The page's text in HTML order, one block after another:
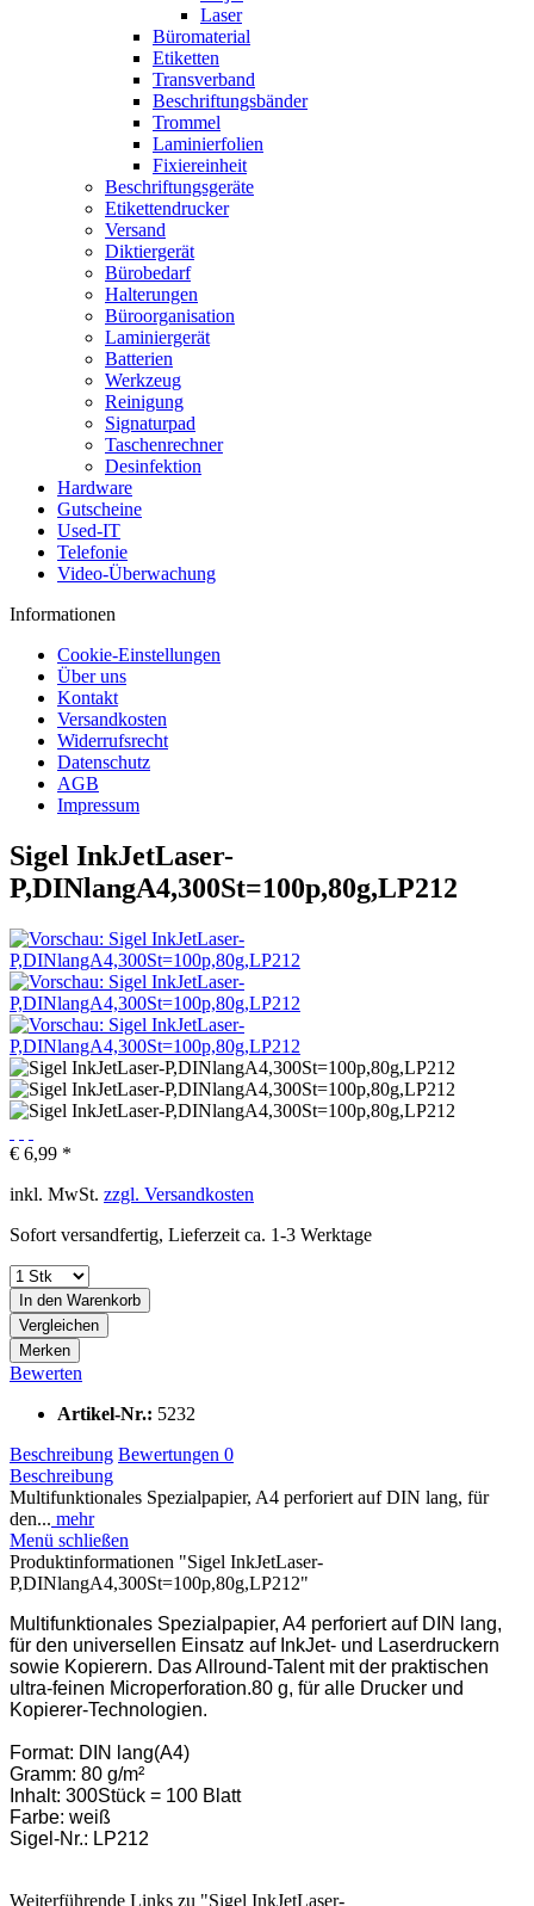
Laser
Büromaterial
Etiketten
Transverband
Beschriftungsbänder
Trommel
Laminierfolien
Fixiereinheit
Beschriftungsgeräte
Etikettendrucker
Versand
Diktiergerät
Bürobedarf
Halterungen
Büroorganisation
Laminiergerät
Batterien
Werkzeug
Reinigung
Signaturpad
Taschenrechner
Desinfektion
Hardware
Gutscheine
Used-IT
Telefonie
Video-Überwachung
Informationen
Cookie-Einstellungen
Über uns
Kontakt
Versandkosten
Widerrufsrecht
Datenschutz
AGB
Impressum
Sigel InkJetLaser-
P,DINlangA4,300St=100p,80g,LP212
€ 6,99 *
inkl. MwSt. zzgl. Versandkosten
Sofort versandfertig, Lieferzeit ca. 1-3 Werktage
In den Warenkorb
Vergleichen
Merken
Bewerten
Artikel-Nr.: 5232
Beschreibung Bewertungen 0
Beschreibung
Multifunktionales Spezialpapier, A4 perforiert auf DIN lang, für
den... mehr
Menü schließen
Produktinformationen "Sigel InkJetLaser-
P,DINlangA4,300St=100p,80g,LP212"
Multifunktionales Spezialpapier, A4 perforiert auf DIN lang,
für den universellen Einsatz auf InkJet- und Laserdruckern
sowie Kopierern. Das Allround-Talent mit der praktischen
ultra-feinen Microperforation.80 g, für alle Drucker und
Kopierer-Technologien.
Format: DIN lang(A4)
Gramm: 80 g/m²
Inhalt: 300Stück = 100 Blatt
Farbe: weiß
Sigel-Nr.: LP212
Weiterführende Links zu "Sigel InkJetLaser-